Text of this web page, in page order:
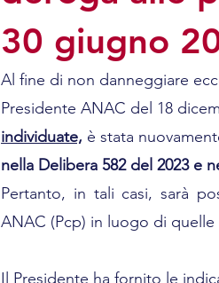
30 giugno
Al fine di non danneggiare
Presidente ANAC del 18
individuate, è stata
nella Delibera 582 del 2023 e
Pertanto, in tali casi, sarà
ANAC (Pcp) in luogo di quelle
Il Presidente ha fornito le